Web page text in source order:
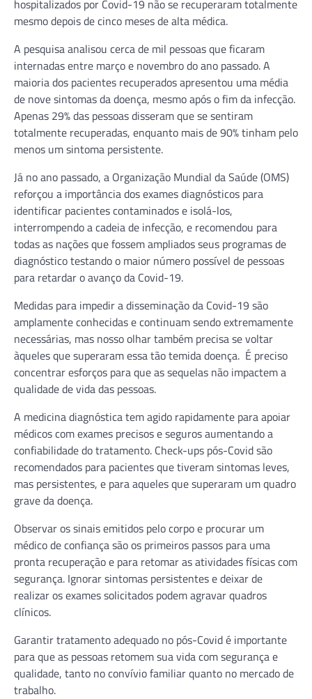
hospitalizados por Covid-19 não se recuperaram totalmente
mesmo depois de cinco meses de alta médica.
A pesquisa analisou cerca de mil pessoas que ficaram
internadas entre março e novembro do ano passado. A
maioria dos pacientes recuperados apresentou uma média
de nove sintomas da doença, mesmo após o fim da infecção.
Apenas 29% das pessoas disseram que se sentiram
totalmente recuperadas, enquanto mais de 90% tinham pelo
menos um sintoma persistente.
Já no ano passado, a Organização Mundial da Saúde (OMS)
reforçou a importância dos exames diagnósticos para
identificar pacientes contaminados e isolá-los,
interrompendo a cadeia de infecção, e recomendou para
todas as nações que fossem ampliados seus programas de
diagnóstico testando o maior número possível de pessoas
para retardar o avanço da Covid-19.
Medidas para impedir a disseminação da Covid-19 são
amplamente conhecidas e continuam sendo extremamente
necessárias, mas nosso olhar também precisa se voltar
àqueles que superaram essa tão temida doença. É preciso
concentrar esforços para que as sequelas não impactem a
qualidade de vida das pessoas.
A medicina diagnóstica tem agido rapidamente para apoiar
médicos com exames precisos e seguros aumentando a
confiabilidade do tratamento. Check-ups pós-Covid são
recomendados para pacientes que tiveram sintomas leves,
mas persistentes, e para aqueles que superaram um quadro
grave da doença.
Observar os sinais emitidos pelo corpo e procurar um
médico de confiança são os primeiros passos para uma
pronta recuperação e para retomar as atividades físicas com
segurança. Ignorar sintomas persistentes e deixar de
realizar os exames solicitados podem agravar quadros
clínicos.
Garantir tratamento adequado no pós-Covid é importante
para que as pessoas retomem sua vida com segurança e
qualidade, tanto no convívio familiar quanto no mercado de
trabalho.